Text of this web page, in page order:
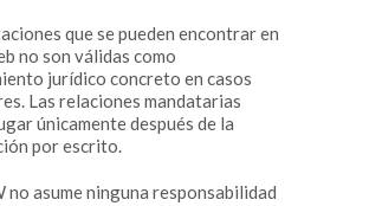
que se pueden encontrar en
no son válidas como
jurídico concreto en casos
Las relaciones mandatarias
únicamente después de la
por escrito.
no asume ninguna responsabilidad